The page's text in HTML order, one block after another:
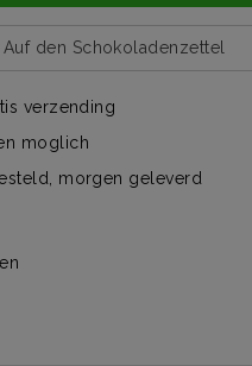
Auf den Schokoladenzettel
verzending
moglich
morgen geleverd